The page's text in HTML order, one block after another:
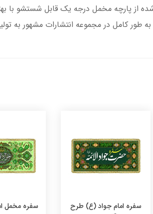
از پارچه مخمل درجه یک قابل شستشو با
کامل در مجموعه انتشارات مشهور به
سفره امام جواد (ع) طرح
سفره مخمل